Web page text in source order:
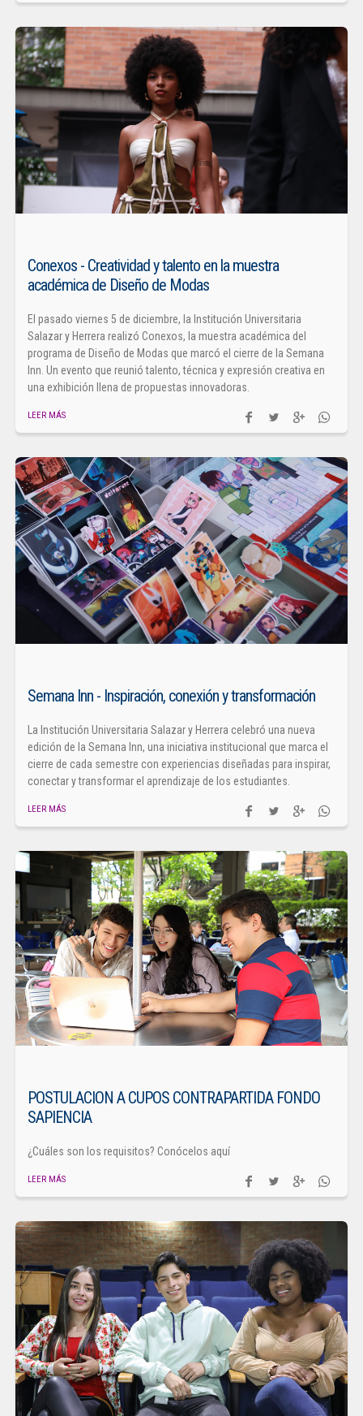
Conexos - Creatividad y talento en la muestra
académica de Diseño de Modas
El pasado viernes 5 de diciembre, la Institución Universitaria
Salazar y Herrera realizó Conexos, la muestra académica del
programa de Diseño de Modas que marcó el cierre de la Semana
Inn. Un evento que reunió talento, técnica y expresión creativa en
una exhibición llena de propuestas innovadoras.
LEER MÁS
Semana Inn - Inspiración, conexión y transformación
La Institución Universitaria Salazar y Herrera celebró una nueva
edición de la Semana Inn, una iniciativa institucional que marca el
cierre de cada semestre con experiencias diseñadas para inspirar,
conectar y transformar el aprendizaje de los estudiantes.
LEER MÁS
POSTULACION A CUPOS CONTRAPARTIDA FONDO
SAPIENCIA
¿Cuáles son los requisitos? Conócelos aquí
LEER MÁS